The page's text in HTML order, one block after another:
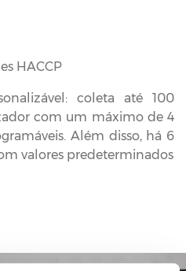
HACCP
coleta até 100
com um máximo de 4
Além disso, há 6
valores predeterminados